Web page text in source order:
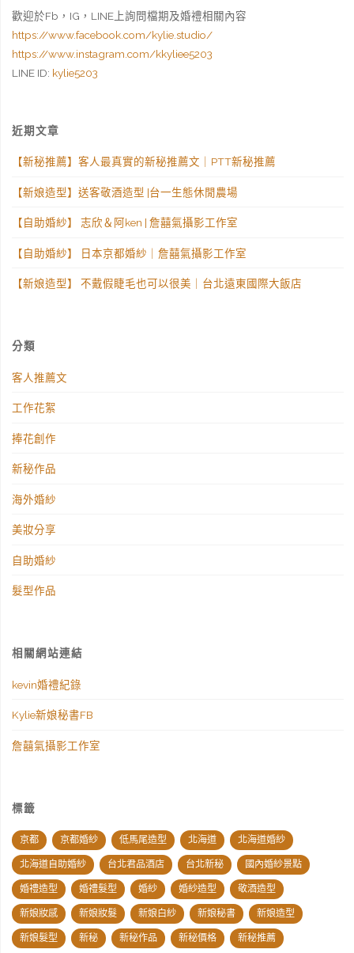
歡迎於Fb，IG，LINE上詢問檔期及婚禮相關內容
https://www.facebook.com/kylie.studio/
https://www.instagram.com/kkyliee5203
LINE ID: kylie5203
近期文章
【新秘推薦】客人最真實的新秘推薦文｜PTT新秘推薦
【新娘造型】送客敬酒造型 |台一生態休閒農場
【自助婚紗】 志欣＆阿ken | 詹囍氣攝影工作室
【自助婚紗】 日本京都婚紗｜詹囍氣攝影工作室
【新娘造型】 不戴假睫毛也可以很美｜台北遠東國際大飯店
分類
客人推薦文
工作花絮
捧花創作
新秘作品
海外婚紗
美妝分享
自助婚紗
髮型作品
相關網站連結
kevin婚禮紀錄
Kylie新娘秘書FB
詹囍氣攝影工作室
標籤
京都 京都婚紗 低馬尾造型 北海道 北海道婚紗
北海道自助婚紗 台北君品酒店 台北新秘 國內婚紗景點
婚禮造型 婚禮髮型 婚紗 婚紗造型 敬酒造型
新娘妝感 新娘妝髮 新娘白紗 新娘秘書 新娘造型
新娘髮型 新秘 新秘作品 新秘價格 新秘推薦